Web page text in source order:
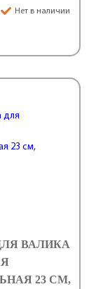
Нет в наличии
ВАЛИКА
23 CМ,